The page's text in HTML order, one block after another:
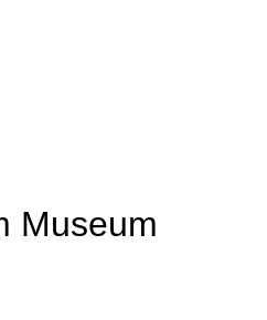
Museum